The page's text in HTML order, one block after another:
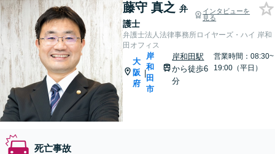
藤守 真之 弁
護士
インタビューを
見る
弁護士法人法律事務所ロイヤーズ・ハイ 岸和
田オフィス
大
阪
府
|
岸
和
田
市
岸和田駅
から徒歩6
分
営業時間：08:30~
19:00（平日）
死亡事故